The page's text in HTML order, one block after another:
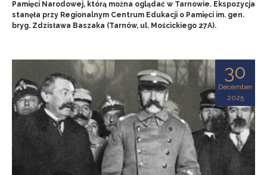
Pamięci Narodowej, którą można oglądać w Tarnowie. Ekspozycja
stanęła przy Regionalnym Centrum Edukacji o Pamięci im. gen.
bryg. Zdzisława Baszaka (Tarnów, ul. Mościckiego 27A).
30
December
2025